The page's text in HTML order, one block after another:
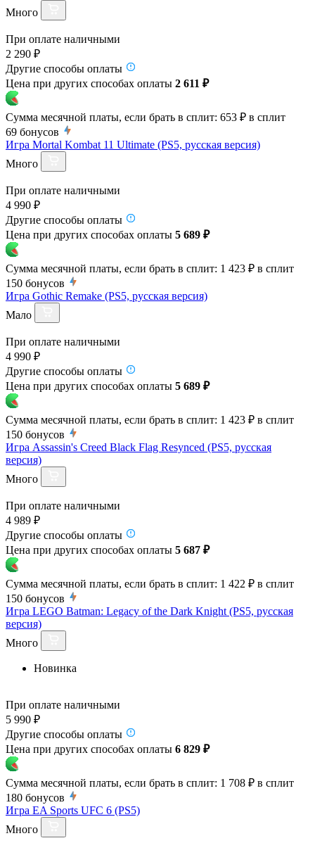
Много
При оплате наличными
2 290 ₽
Другие способы оплаты
Цена при других способах оплаты 2 611 ₽
Сумма месячной платы, если брать в сплит: 653 ₽ в сплит
69 бонусов
Игра Mortal Kombat 11 Ultimate (PS5, русская версия)
Много
При оплате наличными
4 990 ₽
Другие способы оплаты
Цена при других способах оплаты 5 689 ₽
Сумма месячной платы, если брать в сплит: 1 423 ₽ в сплит
150 бонусов
Игра Gothic Remake (PS5, русская версия)
Мало
При оплате наличными
4 990 ₽
Другие способы оплаты
Цена при других способах оплаты 5 689 ₽
Сумма месячной платы, если брать в сплит: 1 423 ₽ в сплит
150 бонусов
Игра Assassin's Creed Black Flag Resynced (PS5, русская
версия)
Много
При оплате наличными
4 989 ₽
Другие способы оплаты
Цена при других способах оплаты 5 687 ₽
Сумма месячной платы, если брать в сплит: 1 422 ₽ в сплит
150 бонусов
Игра LEGO Batman: Legacy of the Dark Knight (PS5, русская
версия)
Много
Новинка
При оплате наличными
5 990 ₽
Другие способы оплаты
Цена при других способах оплаты 6 829 ₽
Сумма месячной платы, если брать в сплит: 1 708 ₽ в сплит
180 бонусов
Игра EA Sports UFC 6 (PS5)
Много